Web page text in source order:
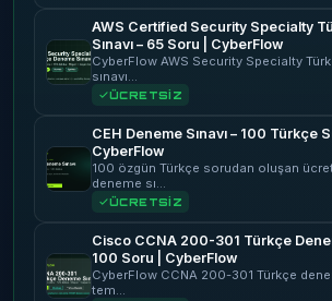
AWS Certified Security Specialty
Sınavı – 65 Soru | CyberFlow
CyberFlow AWS Security Specialty
sınavı…
ÜCRETSİZ
CEH Deneme Sınavı – 100 Türkçe
CyberFlow
100 özgün Türkçe sorudan oluşan
deneme sı…
ÜCRETSİZ
Cisco CCNA 200-301 Türkçe
100 Soru | CyberFlow
CyberFlow CCNA 200-301 Türkçe
tem…